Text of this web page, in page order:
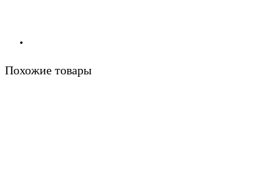
Похожие товары